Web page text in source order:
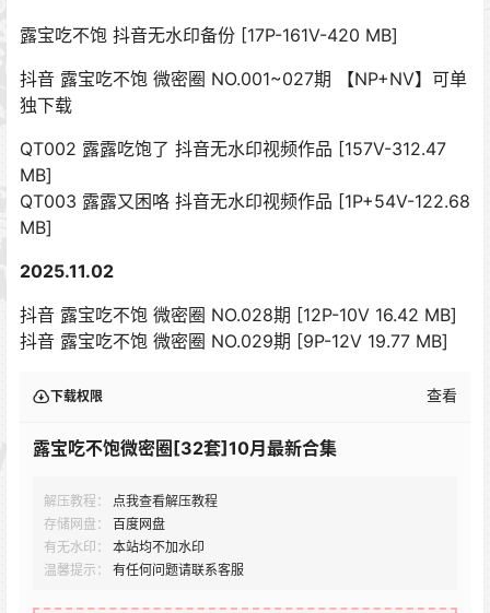
露宝吃不饱 抖音无水印备份 [17P-161V-420 MB]
抖音 露宝吃不饱 微密圈 NO.001~027期 【NP+NV】可单
独下载
QT002 露露吃饱了 抖音无水印视频作品 [157V-312.47
MB]
QT003 露露又困咯 抖音无水印视频作品 [1P+54V-122.68
MB]
2025.11.02
抖音 露宝吃不饱 微密圈 NO.028期 [12P-10V 16.42 MB]
抖音 露宝吃不饱 微密圈 NO.029期 [9P-12V 19.77 MB]
下载权限 查看
露宝吃不饱微密圈[32套]10月最新合集
解压教程：
点我查看解压教程
存储网盘：
百度网盘
有无水印：
本站均不加水印
温馨提示：
有任何问题请联系客服